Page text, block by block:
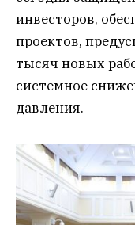
инвесторов,
проектов,
тысяч новых
системное
давления.